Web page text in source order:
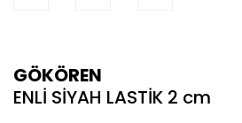
GÖKÖREN
ENLİ SİYAH LASTİK 2 cm